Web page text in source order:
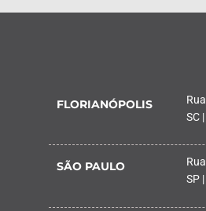
FLORIANÓPOLIS
SC
SÃO PAULO
SP